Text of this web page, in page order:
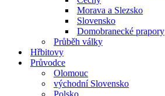
Morava a Slezsko
Slovensko
Domobranecké prapory
Průběh války
Hřbitovy
Průvodce
Olomouc
východní Slovensko
Polsko